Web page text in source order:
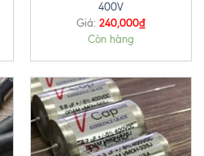
400V
Giá: 240,000₫
Còn hàng